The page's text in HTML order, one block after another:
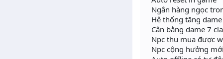
Ngân hàng ngọc
Hệ thống tăng
Cân bằng dame 7
Npc thu mua được
Npc cộng hưởng mới